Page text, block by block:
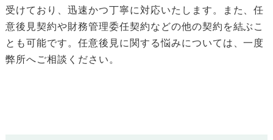
受けており、迅速かつ丁寧に対応いたします。また、任
意後見契約や財務管理委任契約などの他の契約を結ぶこ
とも可能です。任意後見に関する悩みについては、一度
弊所へご相談ください。